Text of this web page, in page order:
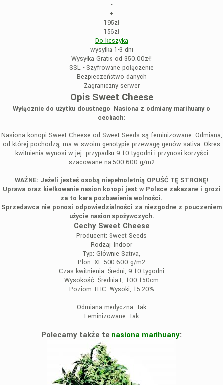
-
+
195zł
156zł
Do koszyka
wysylka 1-3 dni
Wysyłka Gratis od 350.00zł!
SSL - Szyfrowane połączenie
Bezpieczeństwo danych
Zagraniczny serwer
Opis Sweet Cheese
Wyłącznie do użytku doustnego. Nasiona z odmiany marihuany o
cechach:
Nasiona konopi Sweet Cheese od Sweet Seeds są feminizowane. Odmiana,
od której pochodzą, ma w swoim genotypie przewagę genów sativa. Okres
kwitnienia wynosi w jej przypadku 9-10 tygodni i przynosi korzyści
szacowane na 500-600 g/m2
WAŻNE: Jeżeli jesteś osobą niepełnoletnią OPUŚĆ TĘ STRONĘ!
Uprawa oraz kiełkowanie nasion konopi jest w Polsce zakazane i grozi
za to kara pozbawienia wolności.
Sprzedawca nie ponosi odpowiedzialności za niezgodne z pouczeniem
użycie nasion spożywczych.
Cechy Sweet Cheese
Producent: Sweet Seeds
Rodzaj: Indoor
Typ: Głównie Sativa,
Plon: XL 500-600 g/m2
Czas kwitnienia: Średni, 9-10 tygodni
Wysokość: Średnia+, 100-150cm
Poziom THC: Wysoki, 15-20%
Odmiana medyczna: Tak
Feminizowane: Tak
Polecamy także te nasiona marihuany: